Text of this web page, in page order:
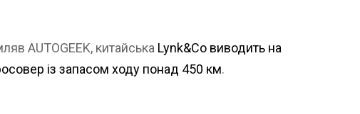
AUTOGEEK, китайська Lynk&Co виводить на
із запасом ходу понад 450 км.